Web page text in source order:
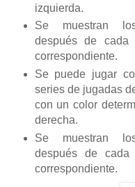
izquierda.
Se muestran
después de
correspondiente.
Se puede jugar
series de jugadas
con un color
derecha.
Se muestran
después de
correspondiente.